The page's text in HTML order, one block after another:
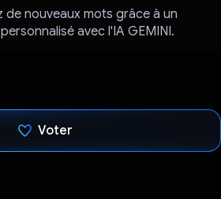
de nouveaux mots grâce à un
avec l'IA GEMINI.
Voter